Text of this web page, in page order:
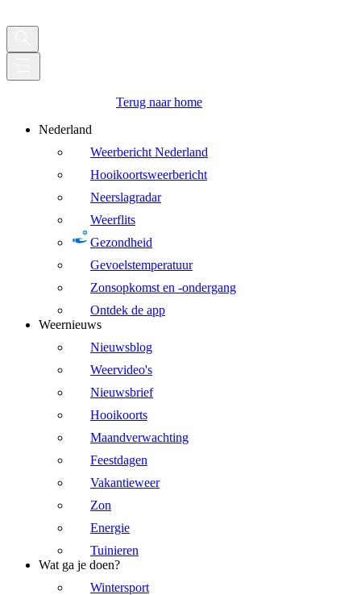
Terug naar home
Nederland
Weerbericht Nederland
Hooikoortsweerbericht
Neerslagradar
Weerflits
Gezondheid
Gevoelstemperatuur
Zonsopkomst en -ondergang
Ontdek de app
Weernieuws
Nieuwsblog
Weervideo's
Nieuwsbrief
Hooikoorts
Maandverwachting
Feestdagen
Vakantieweer
Zon
Energie
Tuinieren
Wat ga je doen?
Wintersport